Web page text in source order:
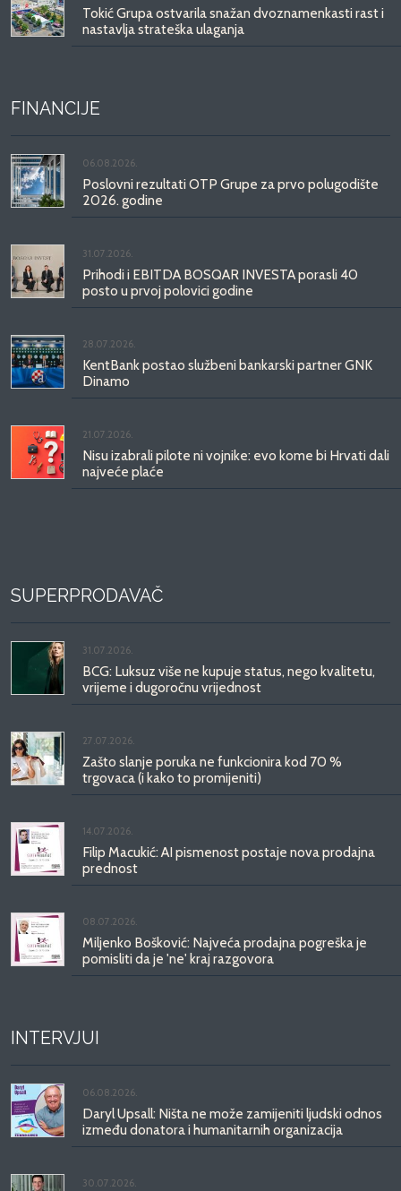
Tokić Grupa ostvarila snažan dvoznamenkasti rast i
nastavlja strateška ulaganja
FINANCIJE
06.08.2026.
Poslovni rezultati OTP Grupe za prvo polugodište
2026. godine
31.07.2026.
Prihodi i EBITDA BOSQAR INVESTA porasli 40
posto u prvoj polovici godine
28.07.2026.
KentBank postao službeni bankarski partner GNK
Dinamo
21.07.2026.
Nisu izabrali pilote ni vojnike: evo kome bi Hrvati dali
najveće plaće
SUPERPRODAVAČ
31.07.2026.
BCG: Luksuz više ne kupuje status, nego kvalitetu,
vrijeme i dugoročnu vrijednost
27.07.2026.
Zašto slanje poruka ne funkcionira kod 70 %
trgovaca (i kako to promijeniti)
14.07.2026.
Filip Macukić: AI pismenost postaje nova prodajna
prednost
08.07.2026.
Miljenko Bošković: Najveća prodajna pogreška je
pomisliti da je 'ne' kraj razgovora
INTERVJUI
06.08.2026.
Daryl Upsall: Ništa ne može zamijeniti ljudski odnos
između donatora i humanitarnih organizacija
30.07.2026.